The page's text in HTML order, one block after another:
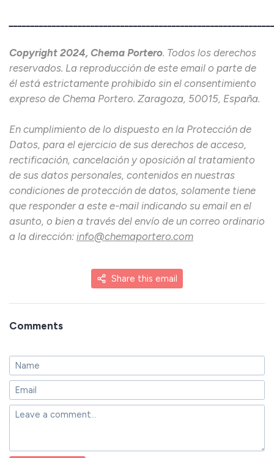
Copyright 2024, Chema Portero. Todos los derechos
reservados. La reproducción de este email o parte de
él está estrictamente prohibido sin el consentimiento
expreso de Chema Portero. Zaragoza, 50015, España.
En cumplimiento de lo dispuesto en la Protección de
Datos, para el ejercicio de sus derechos de acceso,
rectificación, cancelación y oposición al tratamiento
de sus datos personales, contenidos en nuestras
condiciones de protección de datos, solamente tiene
que responder a este e-mail indicando su email en el
asunto, o bien a través del envío de un correo ordinario
a la dirección: info@chemaportero.com
Share this email
Comments